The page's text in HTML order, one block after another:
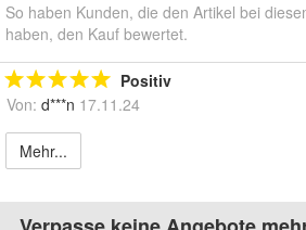
So haben Kunden, die den Artikel bei
haben, den Kauf bewertet.
Positiv
Von: d***n 17.11.24
Mehr...